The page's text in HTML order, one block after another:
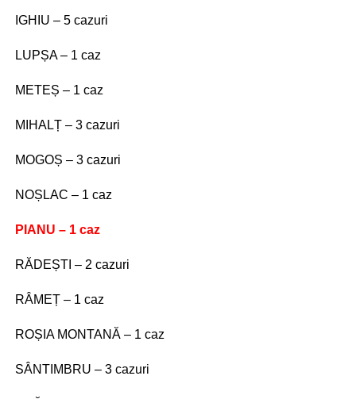
IGHIU – 5 cazuri
LUPȘA – 1 caz
METEȘ – 1 caz
MIHALȚ – 3 cazuri
MOGOȘ – 3 cazuri
NOȘLAC – 1 caz
PIANU – 1 caz
RĂDEȘTI – 2 cazuri
RÂMEȚ – 1 caz
ROȘIA MONTANĂ – 1 caz
SÂNTIMBRU – 3 cazuri